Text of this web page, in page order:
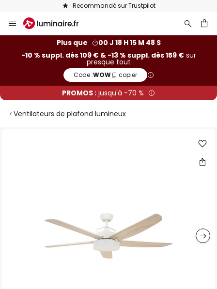
Recommandé sur Trustpilot
Allez
au
Plus que
00 J 18 H 15 M 47 S
-10 % suppl. dès 109 € & -13 % suppl. dès 159 €sur
presque tout
Code :WOW copier
PROMOS : jusqu'à -70 %
Ventilateurs de plafond lumineux